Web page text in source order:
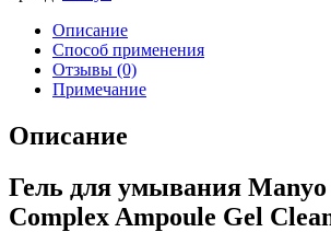
Описание
Способ применения
Отзывы (0)
Примечание
Описание
Гель для умывания
Complex Ampoule Gel